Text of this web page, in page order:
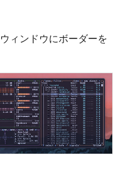
ィンドウにボーダーを